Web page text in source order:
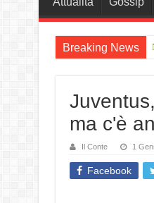
Breaking News
ma c'è
Il Conte 1
Facebook